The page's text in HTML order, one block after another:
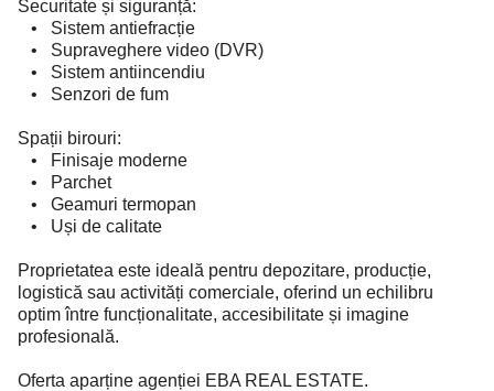
Securitate și siguranță:
• Sistem antiefracție
• Supraveghere video (DVR)
• Sistem antiincendiu
• Senzori de fum
Spații birouri:
• Finisaje moderne
• Parchet
• Geamuri termopan
• Uși de calitate
Proprietatea este ideală pentru depozitare, producție,
logistică sau activități comerciale, oferind un echilibru
optim între funcționalitate, accesibilitate și imagine
profesională.
Oferta aparține agenției EBA REAL ESTATE.